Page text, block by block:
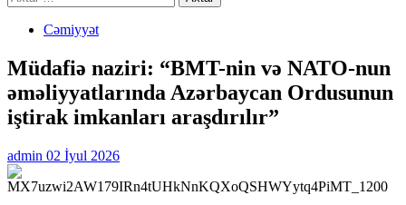
Cəmiyyət
Müdafiə naziri: “BMT-nin və NATO-nun
əməliyyatlarında Azərbaycan Ordusunun
iştirak imkanları araşdırılır”
admin 02 İyul 2026